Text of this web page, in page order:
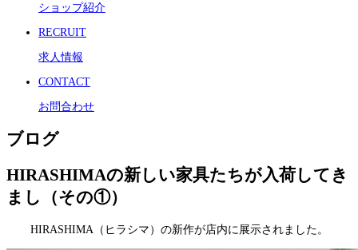
ショップ紹介
RECRUIT
求人情報
CONTACT
お問合わせ
ブログ
HIRASHIMAの新しい家具たちが入荷してき
まし（その①）
HIRASHIMA（ヒラシマ）の新作が店内に展示されました。